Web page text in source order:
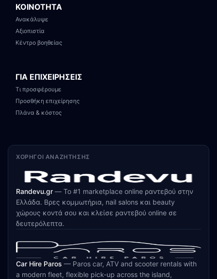
ΚΟΙΝΟΤΗΤΑ
Ανακάλυψε
Αξιοπιστία
Κέντρο βοηθείας
ΓΙΑ ΕΠΙΧΕΙΡΗΣΕΙΣ
Τι προσφέρουμε
Προσθήκη επιχείρησης
Πλάνα & κόστος
ΧΟΡΗΓΟΊ ΑΝΑΖΉΤΗΣΗΣ
Randevu.gr — Το #1 marketplace online ραντεβού στην
Ελλάδα. Βρες κομμωτήρια, nail salons και beauty
χώρους κοντά σου και κλείσε ραντεβού online σε
δευτερόλεπτα.
Car Hire Paros — Paros car, ATV and scooter rentals with
a modern fleet, flexible pick-up across the island,